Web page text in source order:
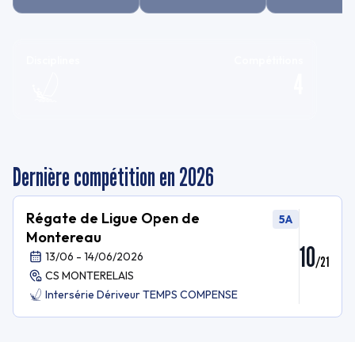
Dernière compétition en 2026
Régate de Ligue Open de
Montereau
5A
13/06 - 14/06/2026
CS MONTERELAIS
Intersérie Dériveur TEMPS COMPENSE
10/21